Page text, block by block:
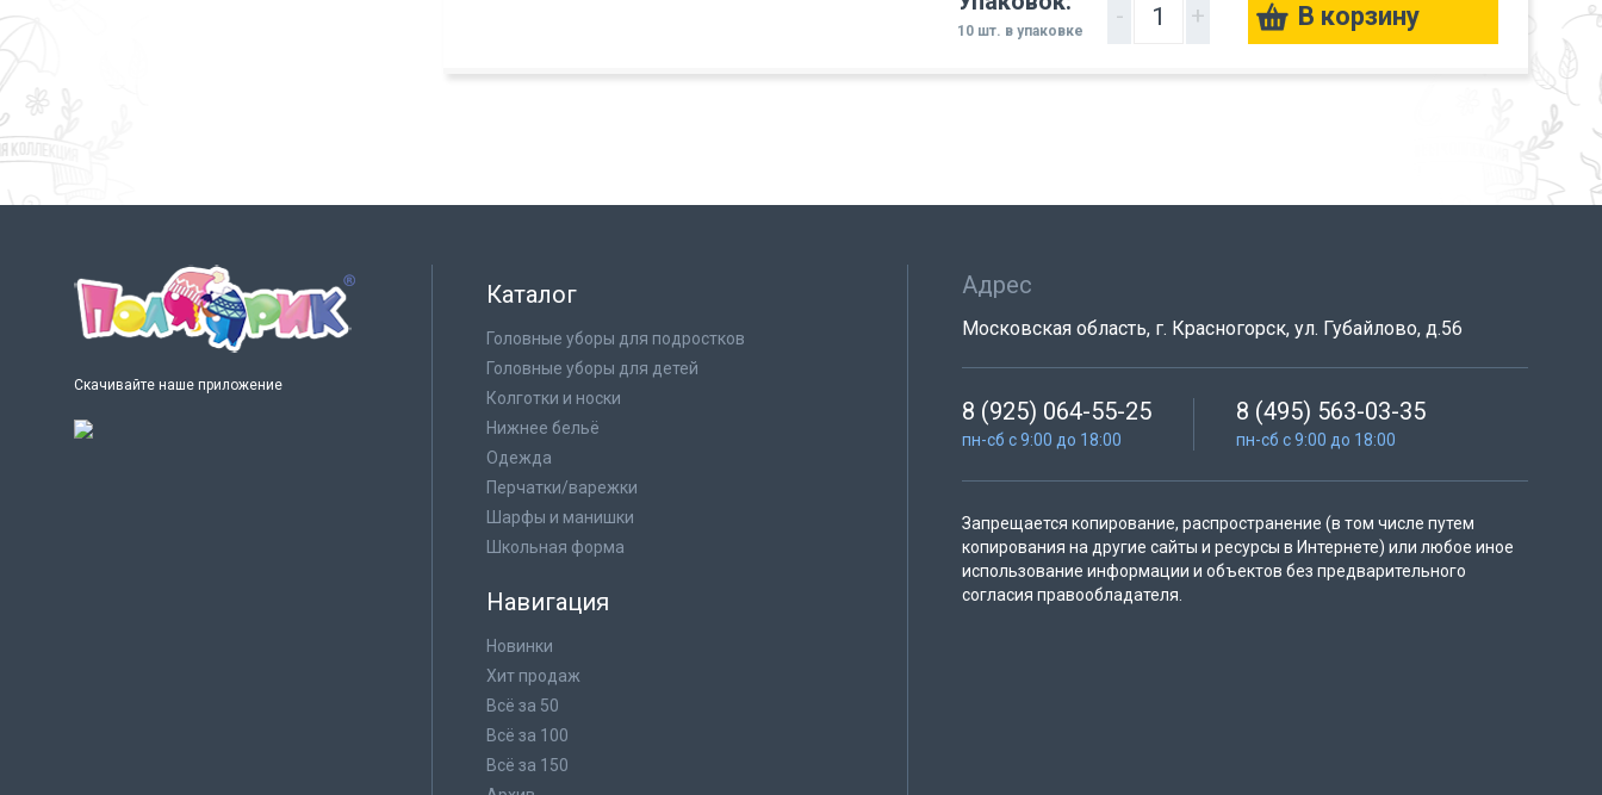
10 шт. в упаковке
- +
Скачивайте наше приложение
Каталог
Головные уборы для подростков
Головные уборы для детей
Колготки и носки
Нижнее бельё
Одежда
Перчатки/варежки
Шарфы и манишки
Школьная форма
Навигация
Новинки
Хит продаж
Всё за 50
Всё за 100
Всё за 150
Адрес
Московская область, г. Красногорск, ул. Губайлово, д.56
8 (925) 064-55-25
пн-сб с 9:00 до 18:00
8 (495) 563-03-35
пн-сб с 9:00 до 18:00
Запрещается копирование, распространение (в том числе путем
копирования на другие сайты и ресурсы в Интернете) или любое иное
использование информации и объектов без предварительного
согласия правообладателя.